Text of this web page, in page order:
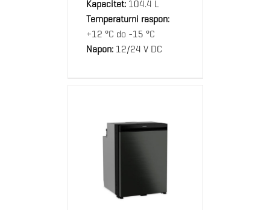
Kapacitet:104.4 L
Temperaturni raspon:
+12 °C do -15 °C
Napon:12/24 V DC